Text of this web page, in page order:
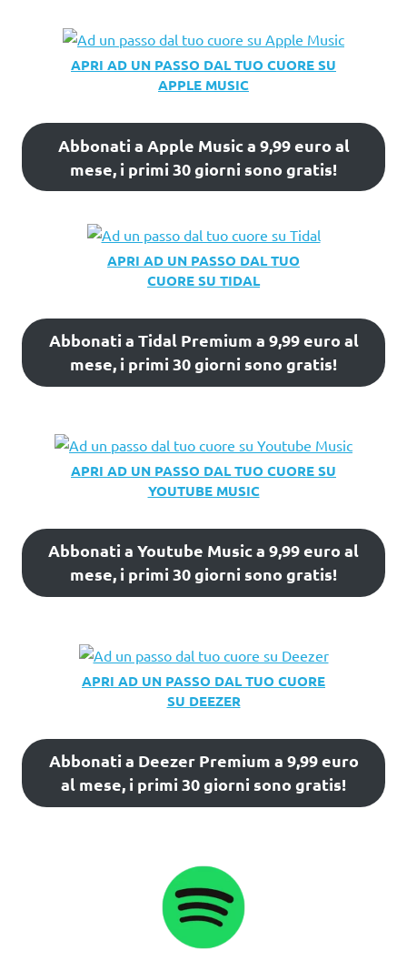
APRI AD UN PASSO DAL TUO CUORE SU
APPLE MUSIC
Abbonati a Apple Music a 9,99 euro al
mese, i primi 30 giorni sono gratis!
APRI AD UN PASSO DAL TUO
CUORE SU TIDAL
Abbonati a Tidal Premium a 9,99 euro al
mese, i primi 30 giorni sono gratis!
APRI AD UN PASSO DAL TUO CUORE SU
YOUTUBE MUSIC
Abbonati a Youtube Music a 9,99 euro al
mese, i primi 30 giorni sono gratis!
APRI AD UN PASSO DAL TUO CUORE
SU DEEZER
Abbonati a Deezer Premium a 9,99 euro
al mese, i primi 30 giorni sono gratis!